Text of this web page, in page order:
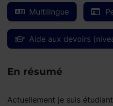
Multilingue
Aide aux devoirs
En résumé
Actuellement je suis